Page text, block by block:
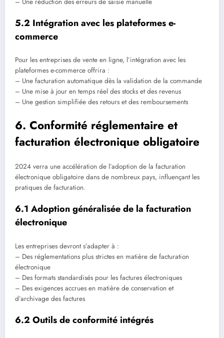
5.2 Intégration avec les plateformes e-
commerce
Pour les entreprises de vente en ligne, l’intégration avec les
plateformes e-commerce offrira :
– Une facturation automatique dès la validation de la commande
– Une mise à jour en temps réel des stocks et des revenus
– Une gestion simplifiée des retours et des remboursements
6. Conformité réglementaire et
facturation électronique obligatoire
2024 verra une accélération de l’adoption de la facturation
électronique obligatoire dans de nombreux pays, influençant les
pratiques de facturation.
6.1 Adoption généralisée de la facturation
électronique
Les entreprises devront s’adapter à :
– Des réglementations plus strictes en matière de facturation
électronique
– Des formats standardisés pour les factures électroniques
– Des exigences accrues en matière de conservation et
d’archivage des factures
6.2 Outils de conformité intégrés